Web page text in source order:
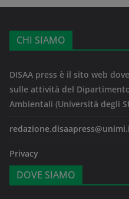
CHI SIAMO
DISAA press è il sito web
sulle attività del
Ambientali (Università degli
Privacy
DOVE SIAMO